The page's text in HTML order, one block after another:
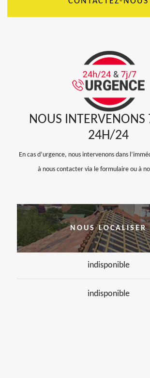
NOUS INTERVENONS
24H/24
En cas d’urgence, nous intervenons dans
à nous contacter via le formulaire ou à
NOUS LOCALISER
indisponible
indisponible